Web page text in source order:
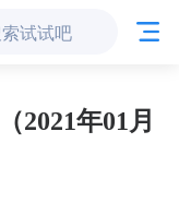
2021年01月